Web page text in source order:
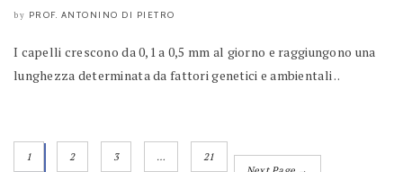
by PROF. ANTONINO DI PIETRO
I capelli crescono da 0,1 a 0,5 mm al giorno e raggiungono una
lunghezza determinata da fattori genetici e ambientali ..
1 2 3 …
21